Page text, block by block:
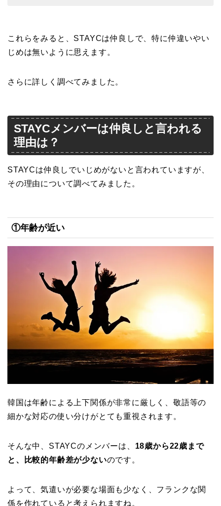
これらをみると、STAYCは仲良しで、特に仲違いやい
じめは無いように思えます。
さらに詳しく調べてみました。
STAYCメンバーは仲良しと言われる
理由は？
STAYCは仲良しでいじめがないと言われていますが、
その理由について調べてみました。
①年齢が近い
韓国は年齢による上下関係が非常に厳しく、敬語等の
細かな対応の使い分けがとても重視されます。
そんな中、STAYCのメンバーは、 18歳から22歳まで
と、比較的年齢差が少ないのです。
よって、気遣いが必要な場面も少なく、フランクな関
係を作れていると考えられますね。